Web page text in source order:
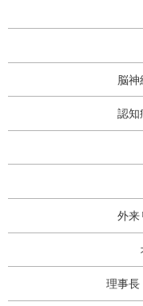
脳神
認知
外来
理事長